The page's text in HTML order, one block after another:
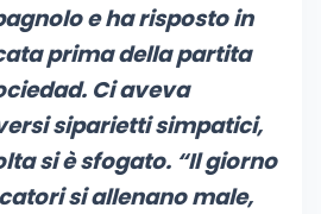
e ha risposto in
prima della partita
Ci aveva
siparietti simpatici,
si è sfogato. “Il giorno
si allenano male,